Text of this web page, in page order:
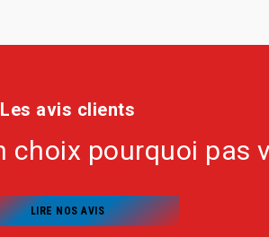
Les avis clients
choix pourquoi pas
LIRE NOS AVIS